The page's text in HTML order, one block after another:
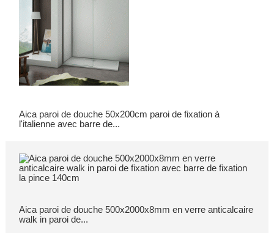
Aica paroi de douche 50x200cm paroi de fixation à
l'italienne avec barre de...
Aica paroi de douche 500x2000x8mm en verre anticalcaire
walk in paroi de...